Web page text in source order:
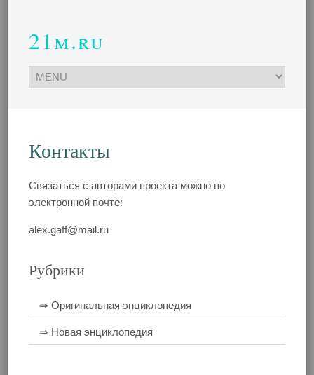
21m.ru
Контакты
Связаться с авторами проекта можно по
электронной почте:
alex.gaff@mail.ru
Рубрики
⇒ Оригинальная энциклопедия
⇒ Новая энциклопедия